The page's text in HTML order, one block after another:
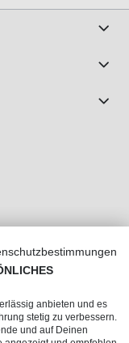
anbieten und es
stetig zu verbessern.
und auf Deinen